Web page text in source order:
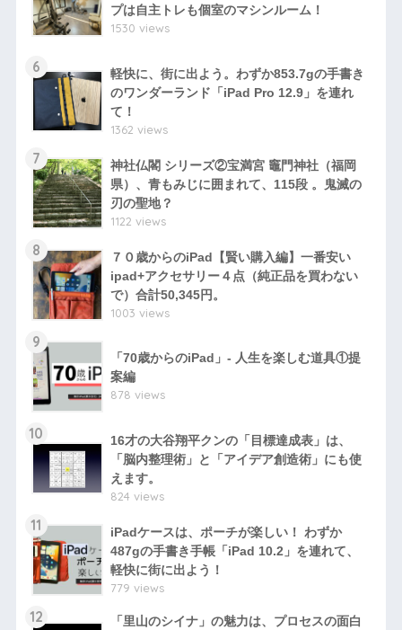
プは自主トレも個室のマシンルーム！
1530 views
6
軽快に、街に出よう。わずか853.7gの手書き
のワンダーランド「iPad Pro 12.9」を連れ
て！
1362 views
7
神社仏閣 シリーズ②宝満宮 竈門神社（福岡
県）、青もみじに囲まれて、115段 。鬼滅の
刃の聖地？
1122 views
8
７０歳からのiPad【賢い購入編】一番安い
ipad+アクセサリー４点（純正品を買わない
で）合計50,345円。
1003 views
9
「70歳からのiPad」- 人生を楽しむ道具①提
案編
878 views
10
16才の大谷翔平クンの「目標達成表」は、
「脳内整理術」と「アイデア創造術」にも使
えます。
824 views
11
iPadケースは、ポーチが楽しい！ わずか
487gの手書き手帳「iPad 10.2」を連れて、
軽快に街に出よう！
779 views
12
「里山のシイナ」の魅力は、プロセスの面白